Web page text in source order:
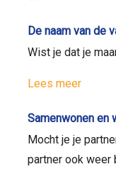
De naam van de
Wist je dat je
Lees meer
Samenwonen en
Mocht je je
partner ook weer